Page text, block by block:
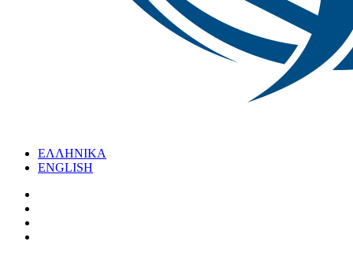
ΕΛΛΗΝΙΚΑ
ENGLISH